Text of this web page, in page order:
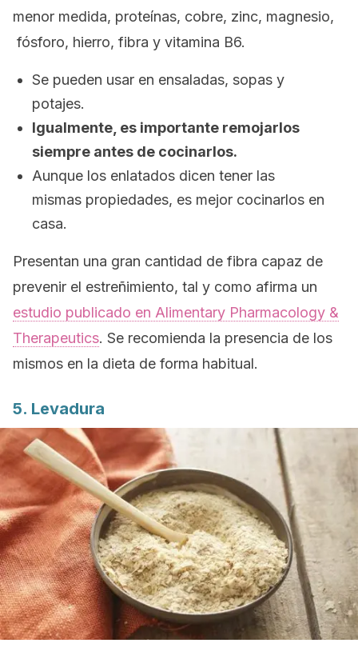
menor medida, proteínas, cobre, zinc, magnesio,
fósforo, hierro, fibra y vitamina B6.
Se pueden usar en ensaladas, sopas y
potajes.
Igualmente, es importante remojarlos
siempre antes de cocinarlos.
Aunque los enlatados dicen tener las
mismas propiedades, es mejor cocinarlos en
casa.
Presentan una gran cantidad de fibra capaz de
prevenir el estreñimiento, tal y como afirma un
estudio publicado en Alimentary Pharmacology &
Therapeutics. Se recomienda la presencia de los
mismos en la dieta de forma habitual.
5. Levadura